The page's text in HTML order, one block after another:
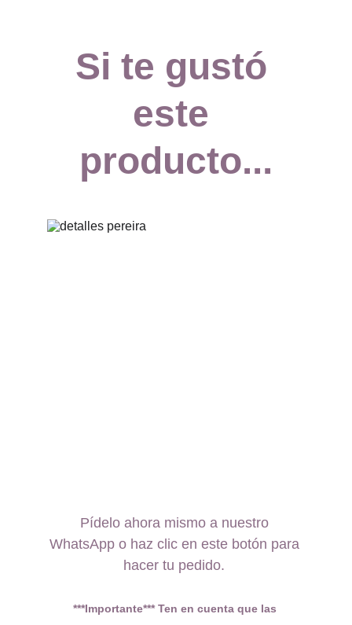
Si te gustó
este
producto...
Pídelo ahora mismo a nuestro
WhatsApp o haz clic en este botón para
hacer tu pedido.
***Importante*** Ten en cuenta que las